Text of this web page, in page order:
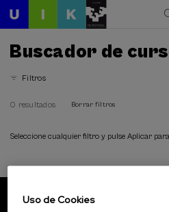
Buscador de
Filtros
0 resultados Borrar filtros
Seleccione cualquier filtro y pulse Aplicar
Uso de Cookies